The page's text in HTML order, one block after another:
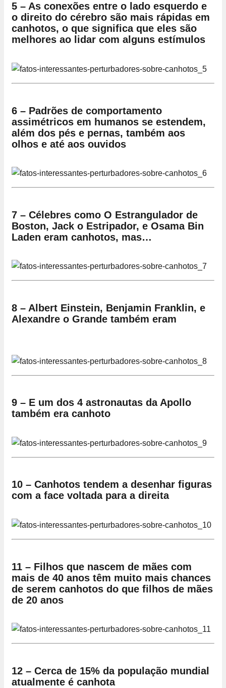
5 – As conexões entre o lado esquerdo e
o direito do cérebro são mais rápidas em
canhotos, o que significa que eles são
melhores ao lidar com alguns estímulos
6 – Padrões de comportamento
assimétricos em humanos se estendem,
além dos pés e pernas, também aos
olhos e até aos ouvidos
7 – Célebres como O Estrangulador de
Boston, Jack o Estripador, e Osama Bin
Laden eram canhotos, mas…
8 – Albert Einstein, Benjamin Franklin, e
Alexandre o Grande também eram
9 – E um dos 4 astronautas da Apollo
também era canhoto
10 – Canhotos tendem a desenhar figuras
com a face voltada para a direita
11 – Filhos que nascem de mães com
mais de 40 anos têm muito mais chances
de serem canhotos do que filhos de mães
de 20 anos
12 – Cerca de 15% da população mundial
atualmente é canhota